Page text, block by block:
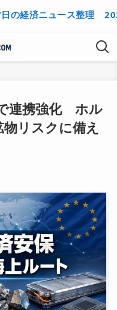
ニュース整理 2026年8
連携強化 ホル
リスクに備え